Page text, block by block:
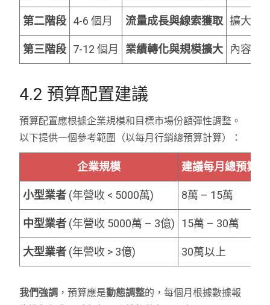
第二階段 4-6 個月 流量成長與線索獲取 擴大長
第三階段 7-12 個月 業績轉化與規模擴大 內容行
4.2 預算配置建議
預算配置應根據企業規模和目標市場份額彈性調整。
以下提供一個參考範圍（以每月行銷總預算計算）：
企業規模 建議每月總預算 (
小型業者 (年營收 < 5000萬) 8萬 – 15萬
中型業者 (年營收 5000萬 – 3億) 15萬 – 30萬
大型業者 (年營收 > 3億) 30萬以上
我們強調 ，預算應是動態調整的，每個月根據數據報